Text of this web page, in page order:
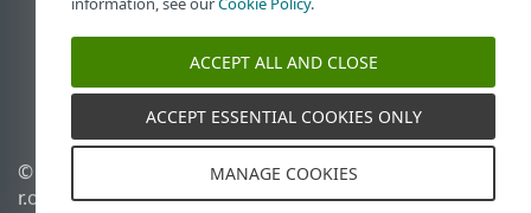
Γνωσιακή βάση ESET
Ομάδα συζήτησης ESET
ESET Status Portal
Τοπική υποστήριξη
© 1992 - 2026 ESET, spol. s
r.o. - Με την επιφύλαξη
Διαχείριση cookies
Πολιτική cookie
ACCEPT ALL AND CLOSE
ACCEPT ESSENTIAL COOKIES ONLY
MANAGE COOKIES